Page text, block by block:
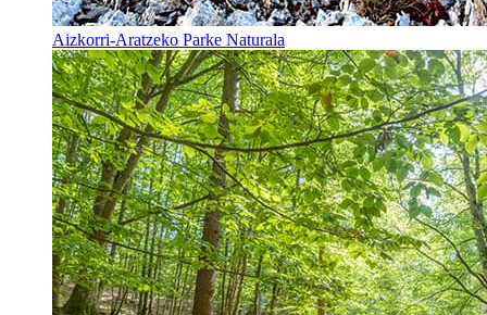
Aizkorri-Aratzeko Parke Naturala